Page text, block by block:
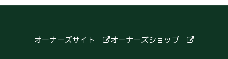
オーナーズサイト オーナーズショップ